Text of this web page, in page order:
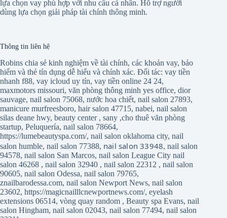
lựa chọn vay phù hợp với nhu cầu cá nhân. Hỗ trợ người
dùng lựa chọn giải pháp tài chính thông minh.
Thông tin liên hệ
Robins chia sẻ kinh nghiệm về tài chính, các khoản vay, bảo
hiểm và thẻ tín dụng dễ hiểu và chính xác. Đối tác: vay tiền
nhanh f88, vay icloud uy tín, vay tiền online 24 24,
maxmotors missouri, văn phòng thông minh yes office, dior
sauvage, nail salon 75068, nước hoa chiết, nail salon 27893,
manicure murfreesboro, hair salon 47715, nabei, nail salon
silas deane hwy, beauty center, sany ,cho thuê văn phòng
startup, Peluquería, nail salon 78664,
https://lumebeautyspa.com/, nail salon oklahoma city, nail
salon humble, nail salon 77388, nail salon 33948,nail salon
94578, nail salon San Marcos, nail salon League City nail
salon 46268 , nail salon 32940 , nail salon 22312 , nail salon
90605, nail salon Odessa, nail salon 79765,
znailbarodessa.com, nail salon Newport News, nail salon
23602, https://magicnailllcnewportnews.com/, eyelash
extensions 06514, vòng quay random , Beauty spa Evans, nail
salon Hingham, nail salon 02043, nail salon 77494, nail salon